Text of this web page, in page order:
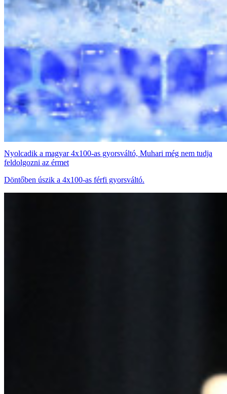
Nyolcadik a magyar 4x100-as gyorsváltó, Muhari még nem tudja
feldolgozni az érmet
Döntőben úszik a 4x100-as férfi gyorsváltó.